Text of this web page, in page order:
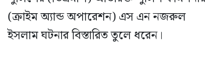
(ক্রাইম অ্যান্ড অপারেশন) এস এন নজরুল
ইসলাম ঘটনার বিস্তারিত তুলে ধরেন।